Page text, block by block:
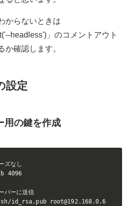
からないときは
headless')」のコメントアウト
か確認します。
設定
用の鍵を作成
ズなし
4096
バーに送信
id_rsa.pub root@192.168.0.6